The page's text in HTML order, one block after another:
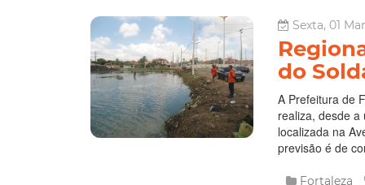
Sexta, 01
do
A Prefeitura de
realiza, desde
localizada na
previsão é de
Fortaleza